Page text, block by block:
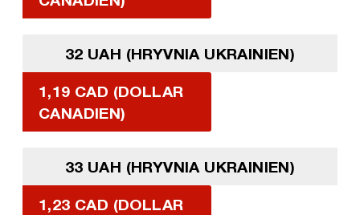
32 UAH (HRYVNIA UKRAINIEN)
1,19 CAD (DOLLAR
CANADIEN)
33 UAH (HRYVNIA UKRAINIEN)
1,23 CAD (DOLLAR